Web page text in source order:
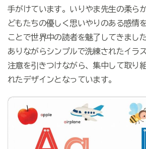
手がけています。いりやま先生の柔ら
どもたちの優しく思いやりのある感情
ことで世界中の読者を魅了してきまし
ありながらシンプルで洗練されたイラ
注意を引きつけながら、集中して取り
れたデザインとなっています。